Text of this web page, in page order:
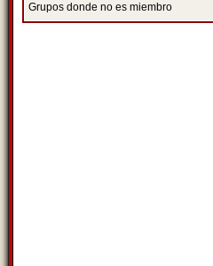
Grupos donde no es miembro